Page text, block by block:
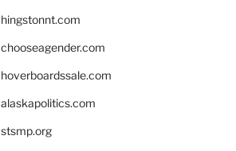
hingstonnt.com
chooseagender.com
hoverboardssale.com
alaskapolitics.com
stsmp.org